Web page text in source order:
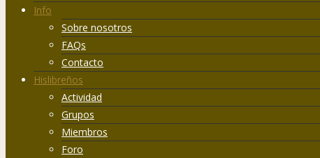
Info
Sobre nosotros
FAQs
Contacto
Hislibreños
Actividad
Grupos
Miembros
Foro